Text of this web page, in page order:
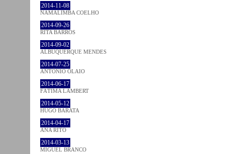
2014-11-08
NAMALIMBA COELHO
2014-09-26
RITA BARROS
2014-09-02
ALBUQUERQUE MENDES
2014-07-25
ANTÓNIO OLAIO
2014-06-17
FÁTIMA LAMBERT
2014-05-12
HUGO BARATA
2014-04-17
ANA RITO
2014-03-13
MIGUEL BRANCO